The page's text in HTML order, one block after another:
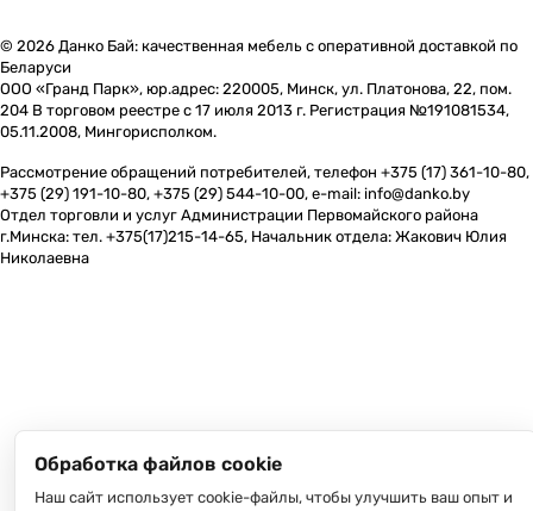
© 2026 Данко Бай: качественная мебель с оперативной доставкой по
Беларуси
ООО «Гранд Парк», юр.адрес: 220005, Минск, ул. Платонова, 22, пом.
204 В торговом реестре с 17 июля 2013 г. Регистрация №191081534,
05.11.2008, Мингорисполком.
Рассмотрение обращений потребителей, телефон +375 (17) 361-10-80,
+375 (29) 191-10-80, +375 (29) 544-10-00, e-mail: info@danko.by
Отдел торговли и услуг Администрации Первомайского района
г.Минска: тел. +375(17)215-14-65, Начальник отдела: Жакович Юлия
Николаевна
Обработка файлов cookie
Наш сайт использует cookie-файлы, чтобы улучшить ваш опыт и